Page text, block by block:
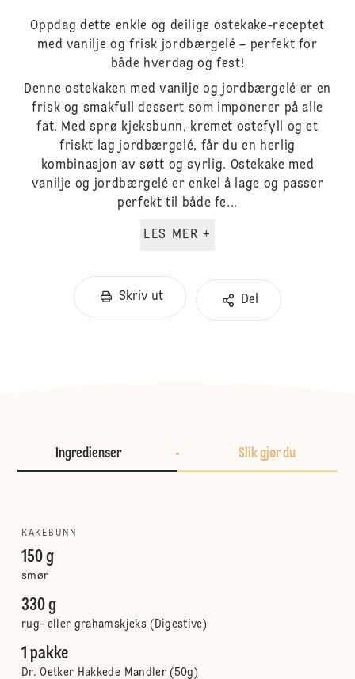
Oppdag dette enkle og deilige ostekake-receptet
med vanilje og frisk jordbærgelé – perfekt for
både hverdag og fest!
Denne ostekaken med vanilje og jordbærgelé er en
frisk og smakfull dessert som imponerer på alle
fat. Med sprø kjeksbunn, kremet ostefyll og et
friskt lag jordbærgelé, får du en herlig
kombinasjon av søtt og syrlig. Ostekake med
vanilje og jordbærgelé er enkel å lage og passer
perfekt til både fe...
LES MER +
Skriv ut Del
Ingredienser Slik gjør du
KAKEBUNN
150 g
smør
330 g
rug- eller grahamskjeks (Digestive)
1 pakke
Dr. Oetker Hakkede Mandler (50g)